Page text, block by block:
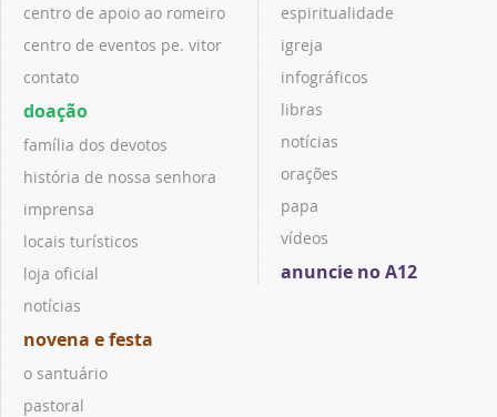
centro de apoio ao romeiro
centro de eventos pe. vitor
contato
doação
família dos devotos
história de nossa senhora
imprensa
locais turísticos
loja oficial
notícias
novena e festa
o santuário
pastoral
espiritualidade
igreja
infográficos
libras
notícias
orações
papa
vídeos
anuncie no A12